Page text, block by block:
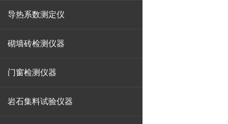
导热系数测定仪
砌墙砖检测仪器
门窗检测仪器
岩石集料试验仪器